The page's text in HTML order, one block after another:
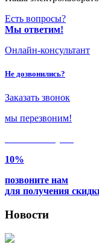
Есть вопросы?
Мы ответим!
Онлайн-консультант
Не дозвонились?
Заказать звонок
мы перезвоним!
10%
позвоните нам
для получения
Новости